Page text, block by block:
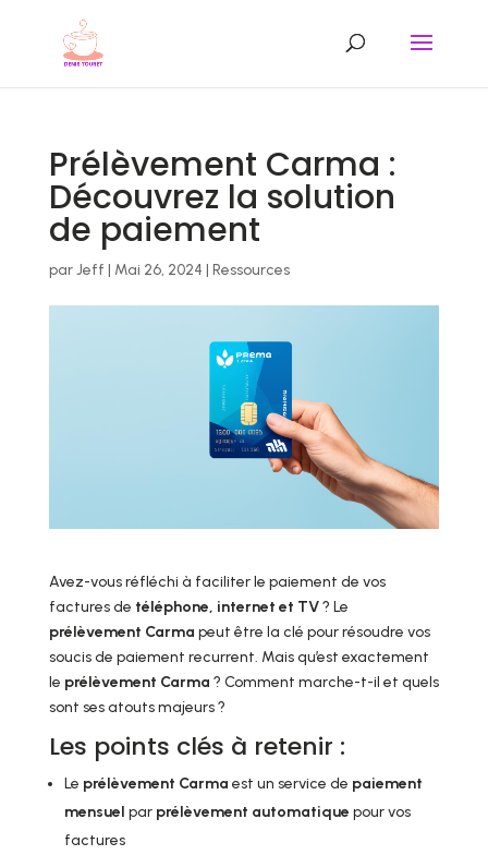
Prélèvement Carma :
Découvrez la solution
de paiement
parJeff | Mai 26, 2024 | Ressources
Avez-vous réfléchi à faciliter le paiement de vos
factures de téléphone, internet et TV? Le
prélèvement Carma peut être la clé pour résoudre vos
soucis de paiement recurrent. Mais qu’est exactement
le prélèvement Carma ? Comment marche-t-il et quels
sont ses atouts majeurs ?
Les points clés à retenir :
Le prélèvement Carma est un service de paiement
mensuel par prélèvement automatique pour vos
factures